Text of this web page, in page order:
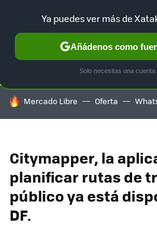
SELECCIÓN GAMING HOME
HOY SE HABLA DE
Mercado Libre Oferta
Citymapper, la
planificar rutas de
público ya está
DF.
Ya puedes ver más de
Añádenos como
Solo necesitas una cuenta